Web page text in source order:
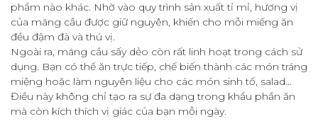
phẩm nào khác. Nhờ vào quy trình sản xuất tỉ mỉ, hương vị
của mãng cầu được giữ nguyên, khiến cho mỗi miếng ăn
đều đậm đà và thú vị.
Ngoài ra, mãng cầu sấy dẻo còn rất linh hoạt trong cách sử
dụng. Bạn có thể ăn trực tiếp, chế biến thành các món tráng
miệng hoặc làm nguyên liệu cho các món sinh tố, salad…
Điều này không chỉ tạo ra sự đa dạng trong khẩu phần ăn
mà còn kích thích vị giác của bạn mỗi ngày.